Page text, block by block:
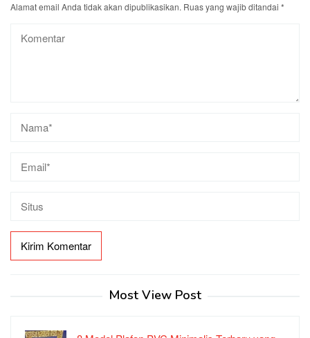
Alamat email Anda tidak akan dipublikasikan. Ruas yang wajib ditandai *
Most View Post